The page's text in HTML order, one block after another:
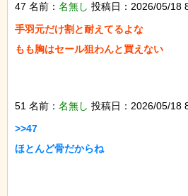
47 名前： 名無し 投稿日：2026/05/18
手羽元だけ割と耐えてるよな
もも胸はセール狙わんと買えない
51 名前： 名無し 投稿日：2026/05/18
>>47
ほとんど骨だからね